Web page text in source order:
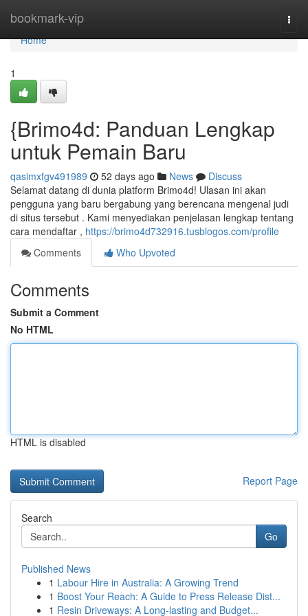
bookmark-vip
Home
Home
1
{Brimo4d: Panduan Lengkap
untuk Pemain Baru
qasimxfgv491989 52 days ago News
Discuss
Selamat datang di dunia platform Brimo4d! Ulasan ini akan
pengguna yang baru bergabung yang berencana mengenal judi
di situs tersebut . Kami menyediakan penjelasan lengkap tentang
cara mendaftar , https://brimo4d732916.tusblogos.com/profile
Comments
Who Upvoted
Comments
Submit a Comment
No HTML
HTML is disabled
Report Page
Search
Go
Published News
1 Labour Hire in Australia: A Growing Trend
1 Boost Your Reach: A Guide to Press Release Dist...
1 Resin Driveways: A Long-lasting and Budget...